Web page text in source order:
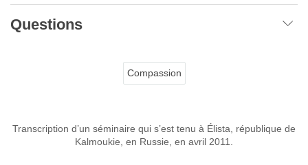
Questions
Compassion
Transcription d’un séminaire qui s’est tenu à Élista, république de
Kalmoukie, en Russie, en avril 2011.